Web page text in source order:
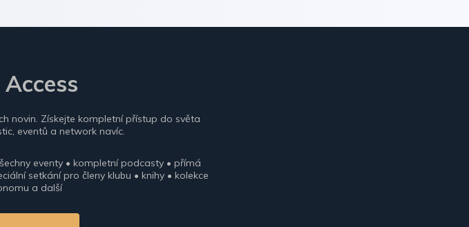
novin. Získejte kompletní přístup do světa
eventů a network navíc.
eventy • kompletní podcasty • přímá
setkání pro členy klubu • knihy • kolekce
a další